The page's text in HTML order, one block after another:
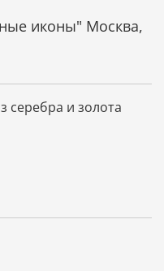
серебра и золота
иконы" Москва,